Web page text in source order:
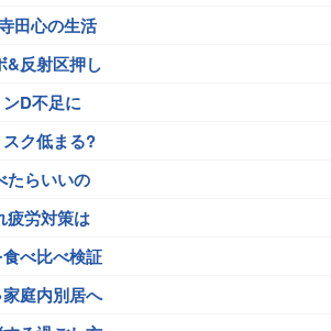
田心の生活
&反射区押し
D不足に
ク低まる?
たらいいの
疲労対策は
べ比べ検証
庭内別居へ